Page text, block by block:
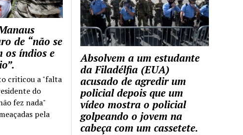
Absolvem a um estudante
da Filadélfia (EUA)
acusado de agredir um
policial depois que um
vídeo mostra o policial
golpeando o jovem na
cabeça com um cassetete.
de “não se
os índios e
criticou a "falta
do
fez nada"
pela